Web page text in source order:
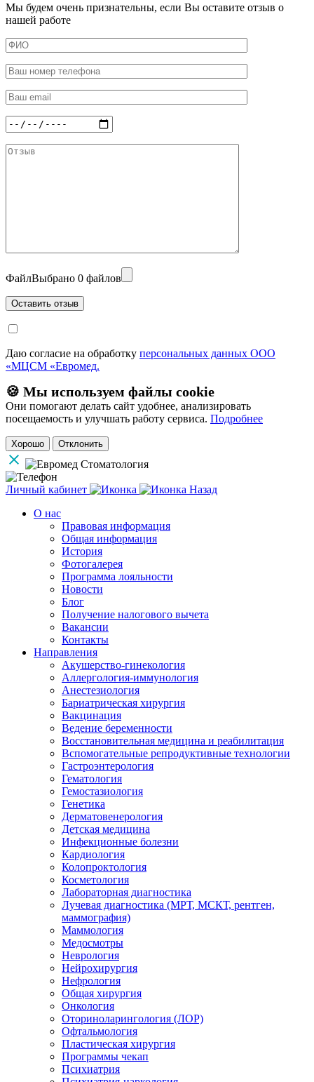
Мы будем очень признательны, если Вы оставите отзыв о
нашей работе
ФайлВыбрано 0 файлов
Даю согласие на обработку персональных данных ООО
«МЦСМ «Евромед.
🍪 Мы используем файлы cookie
Они помогают делать сайт удобнее, анализировать
посещаемость и улучшать работу сервиса. Подробнее
Хорошо Отклонить
Личный кабинет
Назад
О нас
Правовая информация
Общая информация
История
Фотогалерея
Программа лояльности
Новости
Блог
Получение налогового вычета
Вакансии
Контакты
Направления
Акушерство-гинекология
Аллергология-иммунология
Анестезиология
Бариатрическая хирургия
Вакцинация
Ведение беременности
Восстановительная медицина и реабилитация
Вспомогательные репродуктивные технологии
Гастроэнтерология
Гематология
Гемостазиология
Генетика
Дерматовенерология
Детская медицина
Инфекционные болезни
Кардиология
Колопроктология
Косметология
Лабораторная диагностика
Лучевая диагностика (МРТ, МСКТ, рентген,
маммография)
Маммология
Медосмотры
Неврология
Нейрохирургия
Нефрология
Общая хирургия
Онкология
Оториноларингология (ЛОР)
Офтальмология
Пластическая хирургия
Программы чекап
Психиатрия